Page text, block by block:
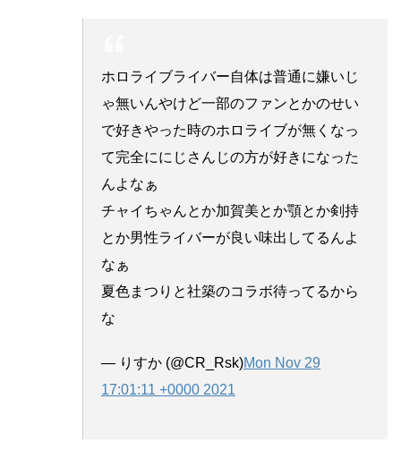
ホロライブライバー自体は普通に嫌いじ
ゃ無いんやけど一部のファンとかのせい
で好きやった時のホロライブが無くなっ
て完全ににじさんじの方が好きになった
んよなぁ
チャイちゃんとか加賀美とか顎とか剣持
とか男性ライバーが良い味出してるんよ
なぁ
夏色まつりと社築のコラボ待ってるから
な
— りすか (@CR_Rsk)Mon Nov 29
17:01:11 +0000 2021